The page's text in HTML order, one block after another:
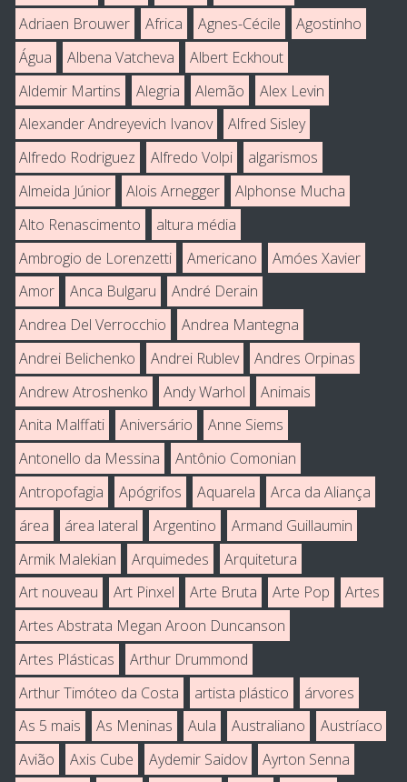
Adriaen Brouwer
Africa Agnes-Cécile
Agostinho
Água
Albena Vatcheva
Albert Eckhout
Aldemir Martins
Alegria Alemão
Alex Levin
Alexander Andreyevich Ivanov
Alfred Sisley
Alfredo Rodriguez
Alfredo Volpi
algarismos
Almeida Júnior
Alois Arnegger
Alphonse Mucha
Alto Renascimento
altura média
Ambrogio de Lorenzetti
Americano
Amóes Xavier
Amor
Anca Bulgaru
André Derain
Andrea Del Verrocchio
Andrea Mantegna
Andrei Belichenko
Andrei Rublev
Andres Orpinas
Andrew Atroshenko
Andy Warhol
Animais
Anita Malffati
Aniversário
Anne Siems
Antonello da Messina
Antônio Comonian
Antropofagia
Apógrifos Aquarela
Arca da Aliança
área
área lateral Argentino
Armand Guillaumin
Armik Malekian
Arquimedes
Arquitetura
Art nouveau
Art Pinxel Arte Bruta Arte Pop
Artes
Artes Abstrata Megan Aroon Duncanson
Artes Plásticas
Arthur Drummond
Arthur Timóteo da Costa
artista plástico
árvores
As 5 mais
As Meninas Aula Australiano
Austríaco
Avião
Axis Cube Aydemir Saidov
Ayrton Senna